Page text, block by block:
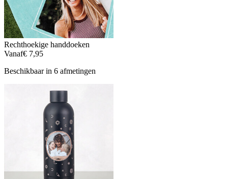
Rechthoekige handdoeken
Vanaf€ 7,95
Beschikbaar in 6 afmetingen